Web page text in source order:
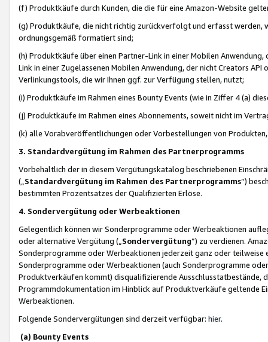
(f) Produktkäufe durch Kunden, die die für eine Amazon-Website
(g) Produktkäufe, die nicht richtig zurückverfolgt und erfasst werden,
ordnungsgemäß formatiert sind;
(h) Produktkäufe über einen Partner-Link in einer Mobilen
Link in einer Zugelassenen Mobilen Anwendung, der nicht Creators
Verlinkungstools, die wir Ihnen ggf. zur Verfügung stellen, nutzt;
(i) Produktkäufe im Rahmen eines Bounty Events (wie in Ziffer 4 (a)
(j) Produktkäufe im Rahmen eines Abonnements, soweit nicht im
(k) alle Vorabveröffentlichungen oder Vorbestellungen von
3. Standardvergütung im Rahmen des Partnerprogramms
Vorbehaltlich der in diesem Vergütungskatalog beschriebenen
(„ Standardvergütung im Rahmen des Partnerprogramms“)
bestimmten Prozentsatzes der Qualifizierten Erlöse.
4. Sondervergütung oder Werbeaktionen
Gelegentlich können wir Sonderprogramme oder Werbeaktionen
oder alternative Vergütung („ Sondervergütung”) zu verdienen.
Sonderprogramme oder Werbeaktionen jederzeit ganz oder
Sonderprogramme oder Werbeaktionen (auch Sonderprogramme
Produktverkäufen kommt) disqualifizierende Ausschlusstatbestände,
Programmdokumentation im Hinblick auf Produktverkäufe geltende
Werbeaktionen.
Folgende Sondervergütungen sind derzeit verfügbar: hier.
(a) Bounty Events